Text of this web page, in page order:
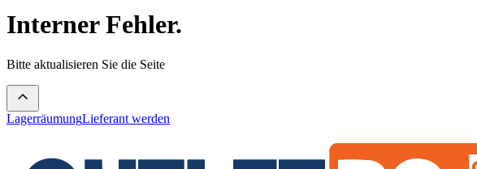
Interner Fehler.
Bitte aktualisieren Sie die Seite
LagerräumungLieferant werden